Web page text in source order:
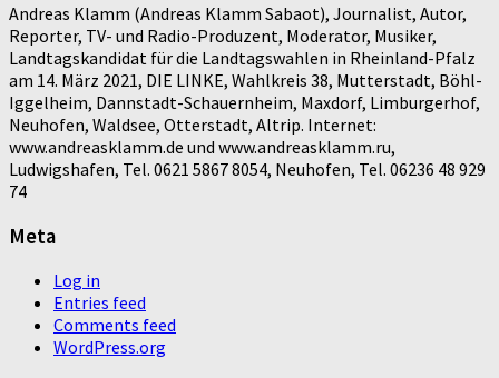
Andreas Klamm (Andreas Klamm Sabaot), Journalist, Autor,
Reporter, TV- und Radio-Produzent, Moderator, Musiker,
Landtagskandidat für die Landtagswahlen in Rheinland-Pfalz
am 14. März 2021, DIE LINKE, Wahlkreis 38, Mutterstadt, Böhl-
Iggelheim, Dannstadt-Schauernheim, Maxdorf, Limburgerhof,
Neuhofen, Waldsee, Otterstadt, Altrip. Internet:
www.andreasklamm.de und www.andreasklamm.ru,
Ludwigshafen, Tel. 0621 5867 8054, Neuhofen, Tel. 06236 48 929
74
Meta
Log in
Entries feed
Comments feed
WordPress.org